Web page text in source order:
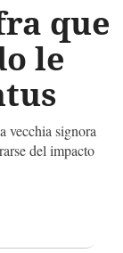
que
le
vecchia signora
del impacto